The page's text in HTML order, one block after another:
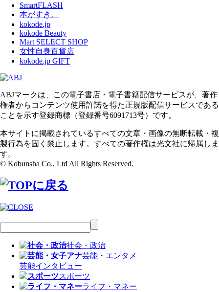
SmartFLASH
本がすき。
kokode.jp
kokode Beauty
Mart SELECT SHOP
女性自身百貨店
kokode.jp GIFT
ABJマークは、この電子書店・電子書籍配信サービスが、著作
権者からコンテンツ使用許諾を得た正規版配信サービスである
ことを示す登録商標（登録番号6091713号）です。
本サイトに掲載されているすべての文章・画像の無断転載・複
製行為を固く禁止します。すべての著作権は光文社に帰属しま
す。
© Kobunsha Co., Ltd All Rights Reserved.
社会・政治
芸能・エンタメ
芸能インタビュー
スポーツ
ライフ・マネー